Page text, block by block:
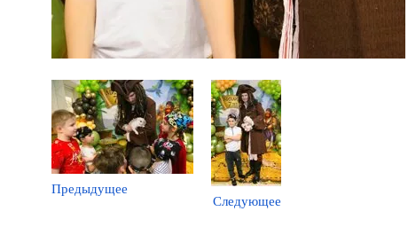
Предыдущее
Следующее